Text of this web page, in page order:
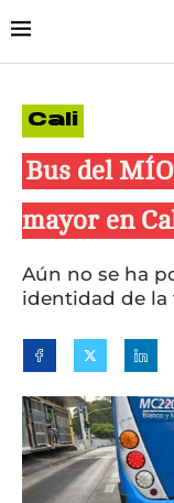
Cali
Bus del
mayor en
Aún no se ha
identidad de la